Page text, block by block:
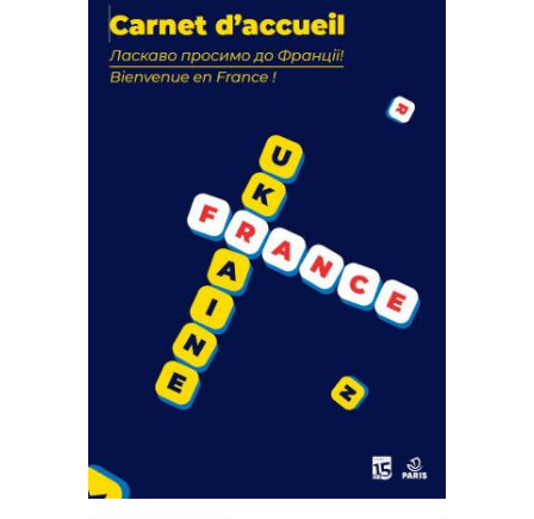
actions
18 septembre 2023
FEUILLETER